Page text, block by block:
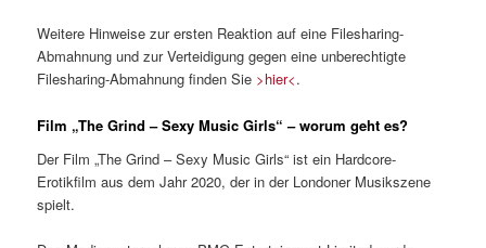
Weitere Hinweise zur ersten Reaktion auf eine Filesharing-
Abmahnung und zur Verteidigung gegen eine unberechtigte
Filesharing-Abmahnung finden Sie >hier<.
Film „The Grind – Sexy Music Girls“ – worum geht es?
Der Film „The Grind – Sexy Music Girls“ ist ein Hardcore-
Erotikfilm aus dem Jahr 2020, der in der Londoner Musikszene
spielt.